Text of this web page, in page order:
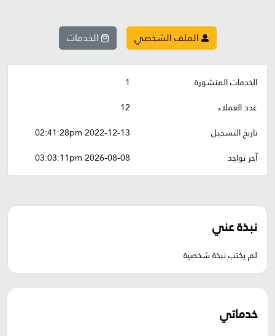
الملف الشخصي الخدمات
الخدمات المنشورة
1
عدد العملاء
12
تاريخ التسجيل
2022-12-13 02:41:28pm
آخر تواجد
2026-08-08 03:03:11pm
نبذة عني
لم يكتب نبذة شخصية
خدماتي